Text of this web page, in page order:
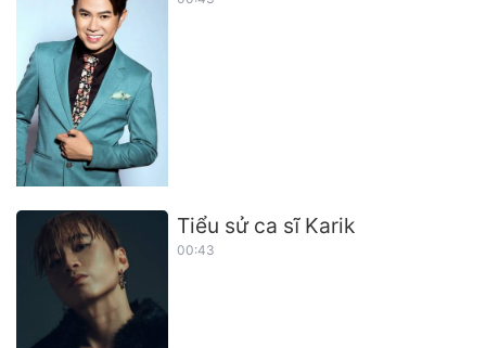
Tiểu sử ca sĩ Karik
00:43